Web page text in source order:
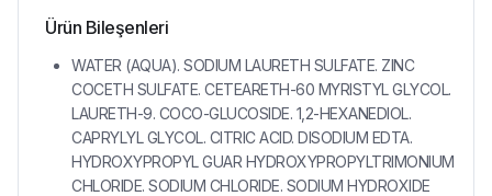
Ürün Bileşenleri
WATER (AQUA). SODIUM LAURETH SULFATE. ZINC
COCETH SULFATE. CETEARETH-60 MYRISTYL GLYCOL.
LAURETH-9. COCO-GLUCOSIDE. 1,2-HEXANEDIOL.
CAPRYLYL GLYCOL. CITRIC ACID. DISODIUM EDTA.
HYDROXYPROPYL GUAR HYDROXYPROPYLTRIMONIUM
CHLORIDE. SODIUM CHLORIDE. SODIUM HYDROXIDE